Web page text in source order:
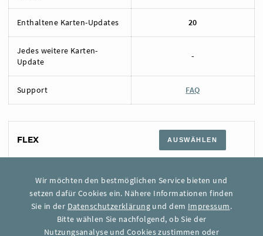
Enthaltene Karten-Updates 20
Jedes weitere Karten-
Update
-
Support FAQ
FLEX AUSWÄHLEN
Monat)
0,07 €*
Wir möchten den bestmöglichen Service bieten und
setzen dafür Cookies ein. Nähere Informationen finden
Sie in der Datenschutzerklärung und dem Impressum.
Bitte wählen Sie nachfolgend, ob Sie der
Nutzungsanalyse und Cookies zustimmen oder